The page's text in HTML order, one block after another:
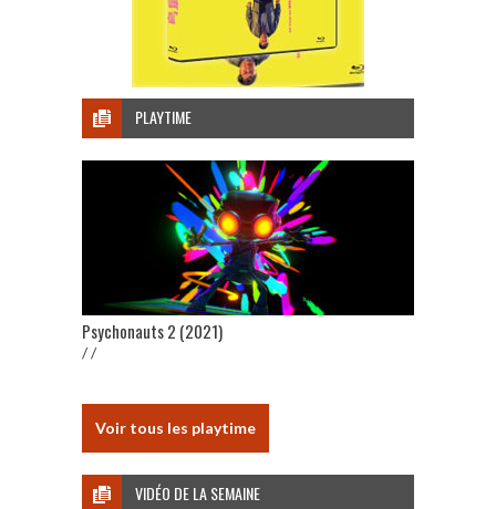
PLAYTIME
Psychonauts 2 (2021)
/ /
Voir tous les playtime
VIDÉO DE LA SEMAINE